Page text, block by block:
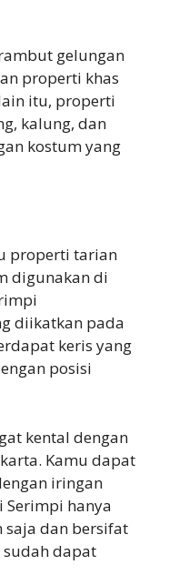
gelungan
properti khas
itu, properti
kalung, dan
kostum yang
properti tarian
digunakan di
diikatkan pada
keris yang
posisi
kental dengan
Kamu dapat
iringan
hanya
dan bersifat
dapat